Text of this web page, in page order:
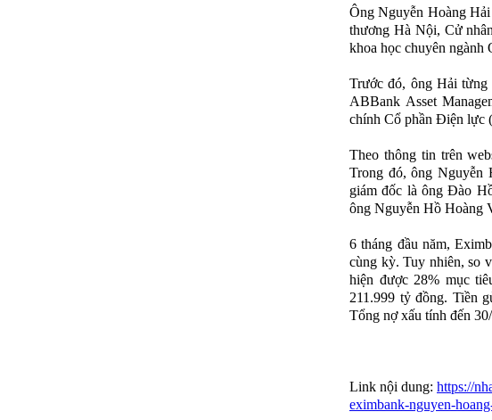
Ông Nguyễn Hoàng
thương Hà Nội, Cử
khoa học chuyên ngành
Trước đó, ông Hải
ABBank Asset
chính Cổ phần Điện lực
Theo thông tin trên
Trong đó, ông Nguyễn
giám đốc là ông Đào
ông Nguyễn Hồ Hoàng
6 tháng đầu năm,
cùng kỳ. Tuy nhiên, so
hiện được 28% mục
211.999 tỷ đồng. Tiền
Tổng nợ xấu tính đến
Link nội dung: https://
eximbank-nguyen-